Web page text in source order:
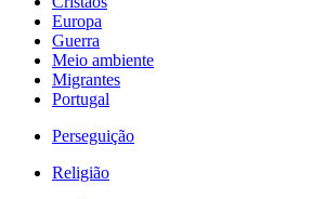
Europa
Guerra
Meio ambiente
Migrantes
Portugal
Perseguição
Religião